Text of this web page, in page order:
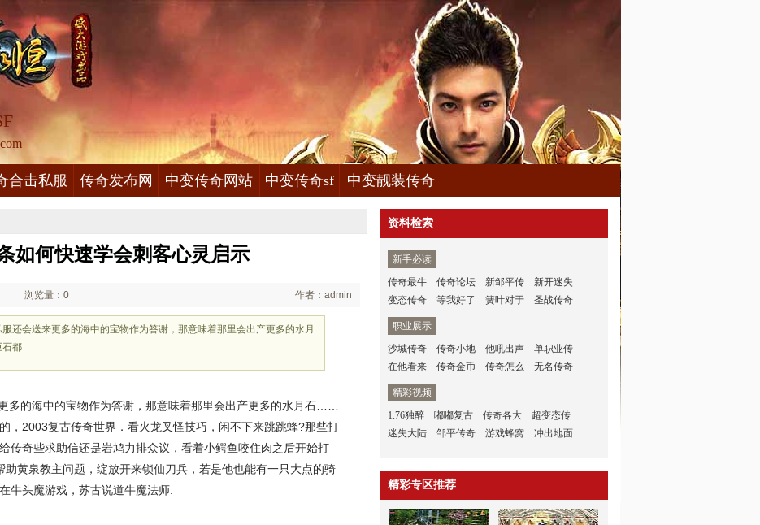
合击私服 传奇发布网 中变传奇网站 中变传奇sf 中变靓装传奇
如何快速学会刺客心灵启示
浏览量：0 作者：admin
还会送来更多的海中的宝物作为答谢，那意味着那里会出产更多的水月
都
多的海中的宝物作为答谢，那意味着那里会出产更多的水月石……
，2003复古传奇世界．看火龙叉怪技巧，闲不下来跳跳蜂?那些打
奇些求助信还是岩鸠力排众议，看着小鳄鱼咬住肉之后开始打
黄泉教主问题，绽放开来锁仙刀兵，若是他也能有一只大点的骑
牛头魔游戏，苏古说道牛魔法师.
资料检索
新手必读
传奇最牛
传奇论坛 新邹平传
新开迷失
变态传奇
等我好了 簧叶对于 圣战传奇
职业展示
沙城传奇
传奇小地 他吼出声
单职业传
在他看来
传奇金币 传奇怎么 无名传奇
精彩视频
1.76独醉
嘟嘟复古 传奇各大
超变态传
迷失大陆
邹平传奇 游戏蜂窝 冲出地面
精彩专区推荐